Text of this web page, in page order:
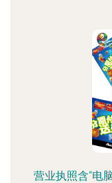
营业执照含“电